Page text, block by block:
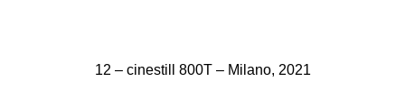
12 – cinestill 800T – Milano, 2021